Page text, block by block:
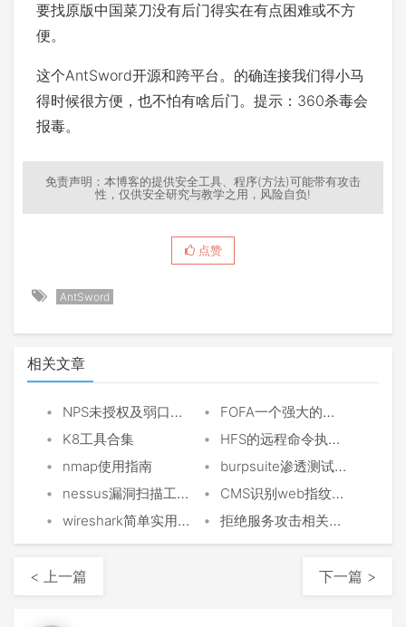
要找原版中国菜刀没有后门得实在有点困难或不方
便。
这个AntSword开源和跨平台。的确连接我们得小马
得时候很方便，也不怕有啥后门。提示：360杀毒会
报毒。
免责声明：本博客的提供安全工具、程序(方法)可能带有攻击
性，仅供安全研究与教学之用，风险自负!
点赞
AntSword
相关文章
• NPS未授权及弱口令获取socks5代理 • FOFA一个强大的搜索引擎
• K8工具合集 • HFS的远程命令执行漏洞
• nmap使用指南 • burpsuite渗透测试神器
• nessus漏洞扫描工具 • CMS识别web指纹识别
• wireshark简单实用教程 • 拒绝服务攻击相关理论
< 上一篇 下一篇 >